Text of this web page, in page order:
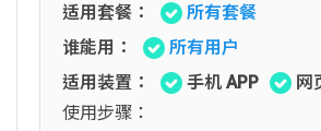
适用套餐：
所有套餐
谁能用：
所有用户
适用装置：
手机 APP
网
使用步骤：